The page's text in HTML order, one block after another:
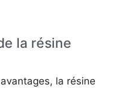
la résine
la résine